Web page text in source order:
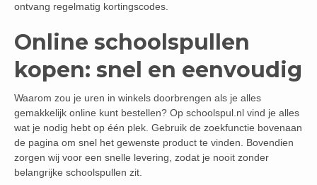
ontvang regelmatig kortingscodes.
Online schoolspullen
kopen: snel en eenvoudig
Waarom zou je uren in winkels doorbrengen als je alles
gemakkelijk online kunt bestellen? Op schoolspul.nl vind je alles
wat je nodig hebt op één plek. Gebruik de zoekfunctie bovenaan
de pagina om snel het gewenste product te vinden. Bovendien
zorgen wij voor een snelle levering, zodat je nooit zonder
belangrijke schoolspullen zit.